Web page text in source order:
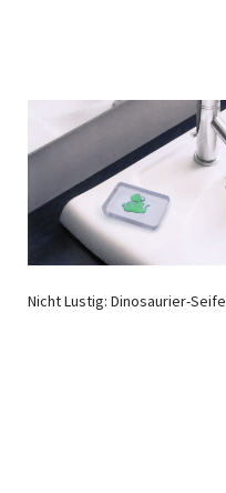
Nicht Lustig: Dinosaurier-Seife